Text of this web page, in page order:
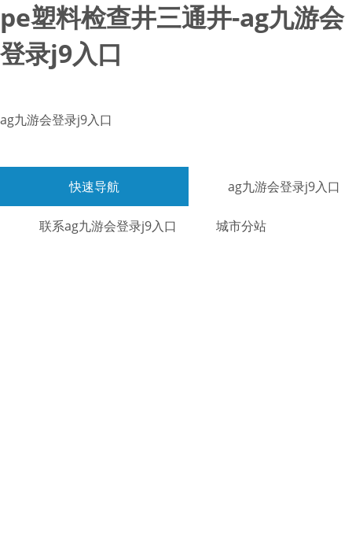
pe塑料检查井三通井-ag九游会
登录j9入口
ag九游会登录j9入口
快速导航 ag九游会登录j9入口
联系ag九游会登录j9入口 城市分站